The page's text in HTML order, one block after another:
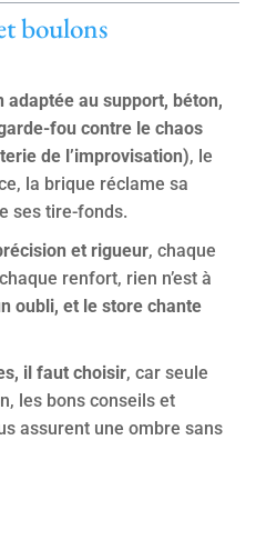
boulons
adaptée au support, béton,
fou contre le chaos
de l’improvisation), le
la brique réclame sa
ses tire-fonds.
et rigueur, chaque
renfort, rien n’est à
oubli, et le store chante
il faut choisir, car seule
les bons conseils et
assurent une ombre sans